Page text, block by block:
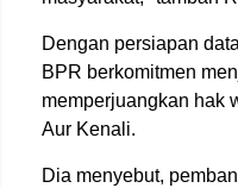
Dengan persiapan
BPR berkomitmen
memperjuangkan hak
Aur Kenali.
Dia menyebut,